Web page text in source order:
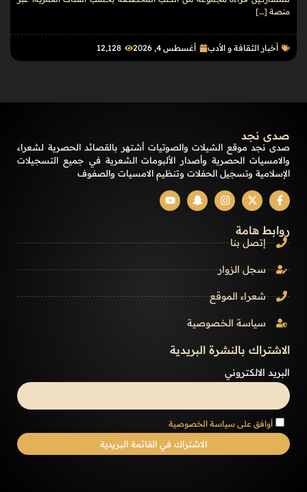
منصة […]
أخبار الثقافة و الأدب أغسطس 4, 2026 12٬128
صدى نجد
صدى نجد موقع الشيلات والصوتيات أشتهر بالقصائد الحصرية لشعراء
والامسيات الحصرية وأصدار الألبومات الشعرية في جميع التسجيلات
الإسلامية وتسجيل الحفلات وتنظيم الامسيات والصفوف
روابط هامة
إتصل بنا
سجل الزوار
شعراء الموقع
سياسة الخصوصية
الاشتراك بالنشرة البريدية
البريد الالكتروني
أوافق على سياسة الخصوصية